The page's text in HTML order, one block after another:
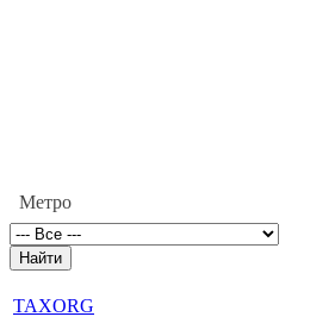
Метро
TAXORG